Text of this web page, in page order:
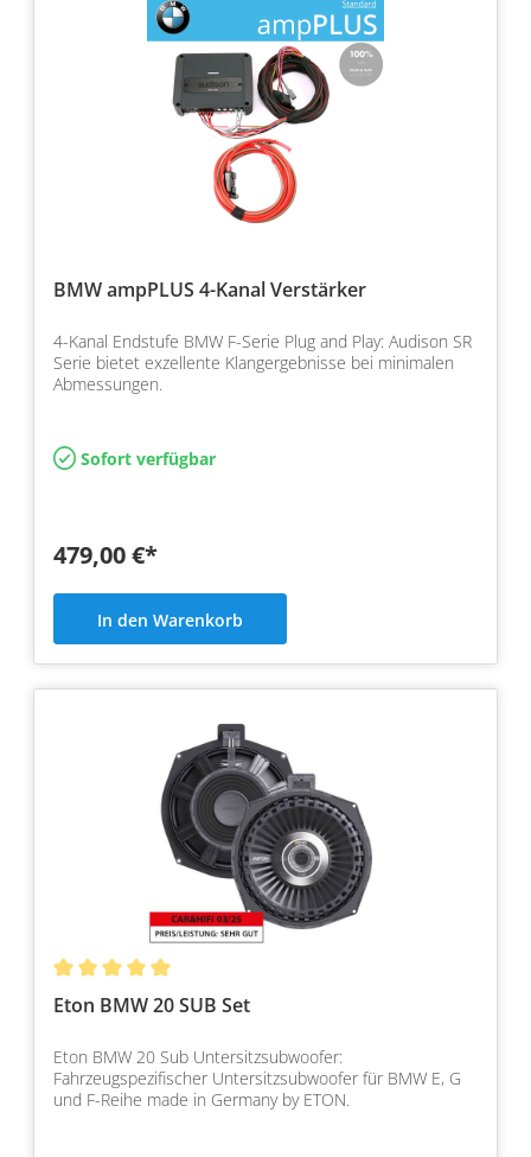
BMW ampPLUS 4-Kanal Verstärker
4-Kanal Endstufe BMW F-Serie Plug and Play: Audison SR
Serie bietet exzellente Klangergebnisse bei minimalen
Abmessungen.
Sofort verfügbar
479,00 €*
In den Warenkorb
Eton BMW 20 SUB Set
Eton BMW 20 Sub Untersitzsubwoofer:
Fahrzeugspezifischer Untersitzsubwoofer für BMW E, G
und F-Reihe made in Germany by ETON.